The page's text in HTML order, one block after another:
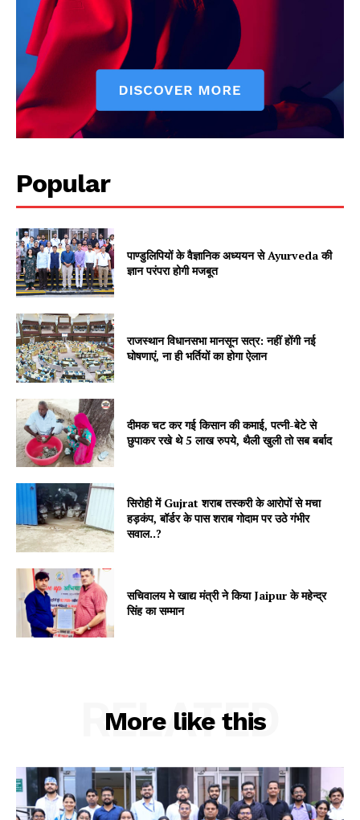
SUBSCRIBE NOW
About
Subscription Plans
My account
Popular
पाण्डुलिपियों के वैज्ञानिक अध्ययन से Ayurveda की
ज्ञान परंपरा होगी मजबूत
राजस्थान विधानसभा मानसून सत्र: नहीं होंगी नई
घोषणाएं, ना ही भर्तियों का होगा ऐलान
दीमक चट कर गई किसान की कमाई, पत्नी-बेटे से
छुपाकर रखे थे 5 लाख रुपये, थैली खुली तो सब बर्बाद
सिरोही में Gujrat शराब तस्करी के आरोपों से मचा
हड़कंप, बॉर्डर के पास शराब गोदाम पर उठे गंभीर
सवाल..?
सचिवालय मे खाद्य मंत्री ने किया Jaipur के महेन्द्र
सिंह का सम्मान
More like this
RELATED